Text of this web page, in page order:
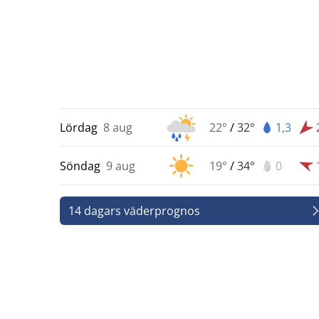
Lördag 8 aug 22° /32° 1,3
Söndag 9 aug 19° /34° 0
14 dagars väderprognos